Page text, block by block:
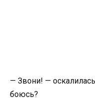
— Звони! —
боюсь?